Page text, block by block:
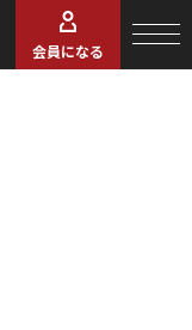
会員になる